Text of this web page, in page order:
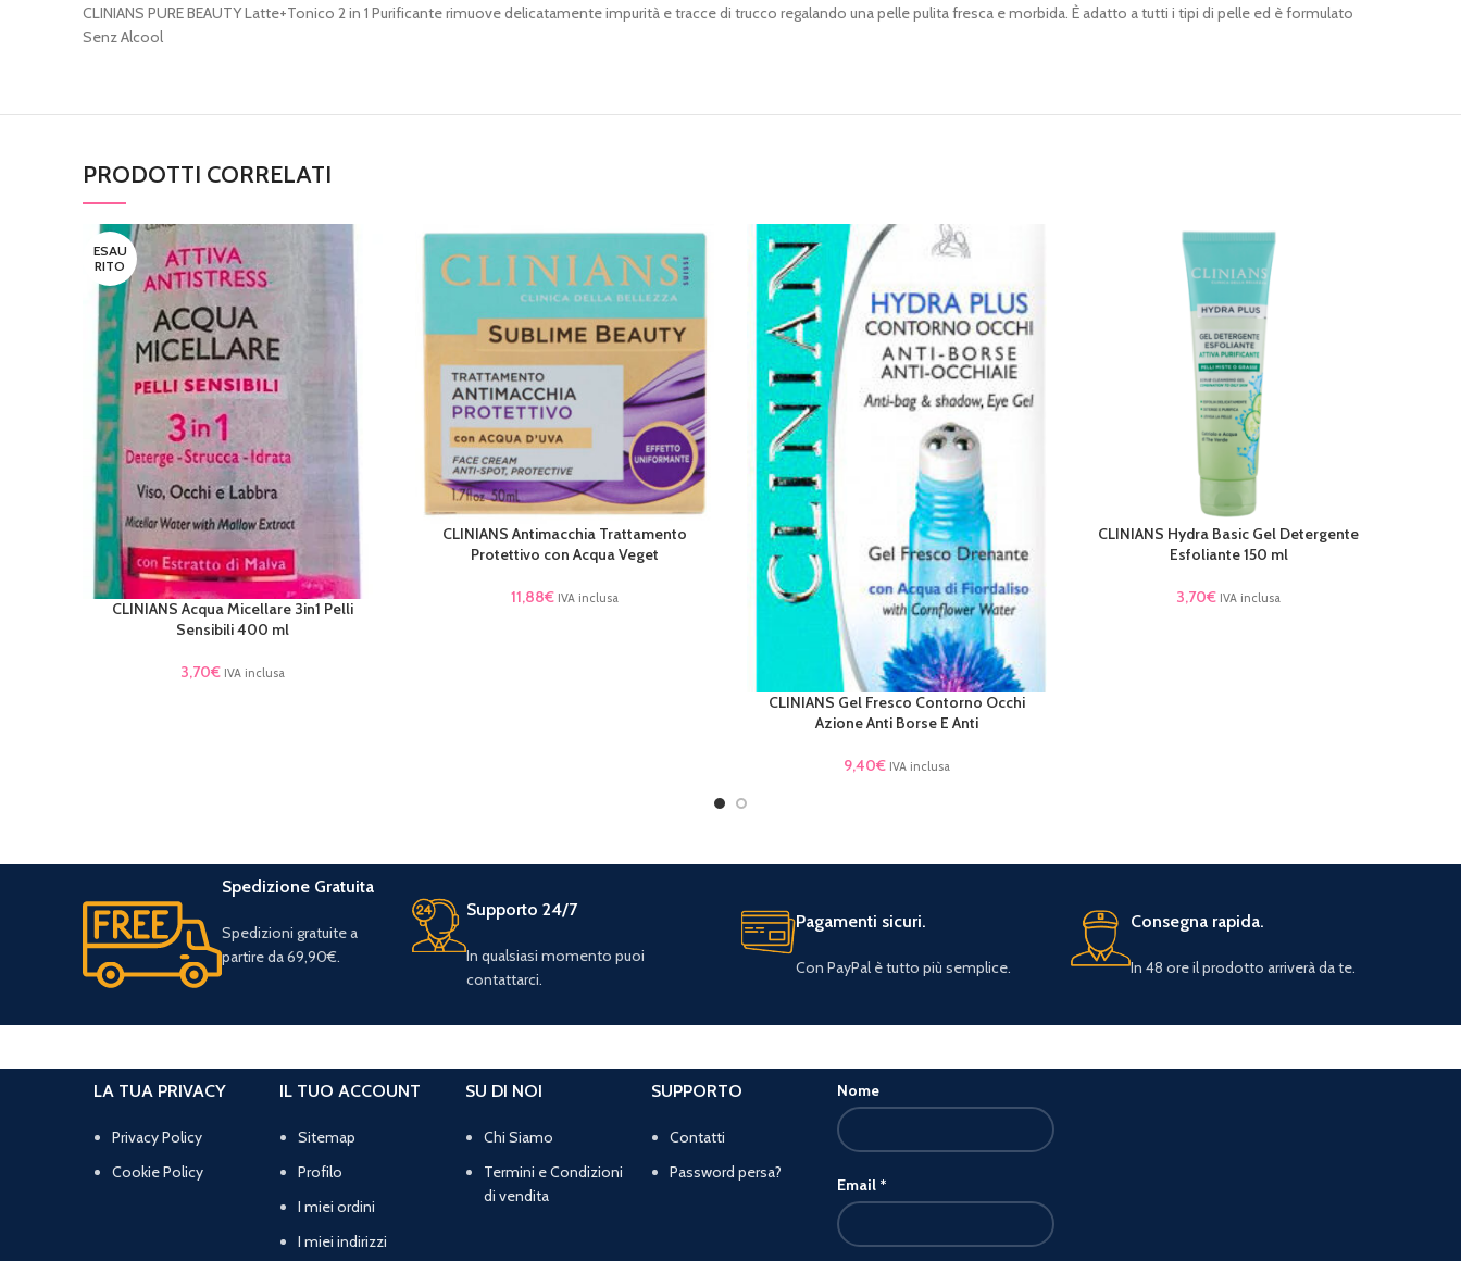
CLINIANS PURE BEAUTY Latte+Tonico 2 in 1 Purificante rimuove delicatamente impurità e tracce di trucco regalando una pelle pulita fresca e morbida. È adatto a tutti i tipi di pelle ed è formulato
Senz Alcool
PRODOTTI CORRELATI
ESAU
RITO
LEGGI TUTTO
CLINIANS Acqua Micellare 3in1 Pelli
Sensibili 400 ml
3,70€ IVA inclusa
AGGIUNGI AL CARRELLO
CLINIANS Antimacchia Trattamento
Protettivo con Acqua Veget
11,88€ IVA inclusa
AGGIUNGI AL CARRELLO
CLINIANS Gel Fresco Contorno Occhi
Azione Anti Borse E Anti
9,40€ IVA inclusa
AGGIUNGI AL CARRELLO
CLINIANS Hydra Basic Gel Detergente
Esfoliante 150 ml
3,70€ IVA inclusa
Spedizione Gratuita
Spedizioni gratuite a
partire da 69,90€.
Supporto 24/7
In qualsiasi momento puoi
contattarci.
Pagamenti sicuri.
Con PayPal è tutto più semplice.
Consegna rapida.
In 48 ore il prodotto arriverà da te.
LA TUA PRIVACY
Privacy Policy
Cookie Policy
IL TUO ACCOUNT
Sitemap
Profilo
I miei ordini
I miei indirizzi
SU DI NOI
Chi Siamo
Termini e Condizioni
di vendita
SUPPORTO
Contatti
Password persa?
Nome
Email *